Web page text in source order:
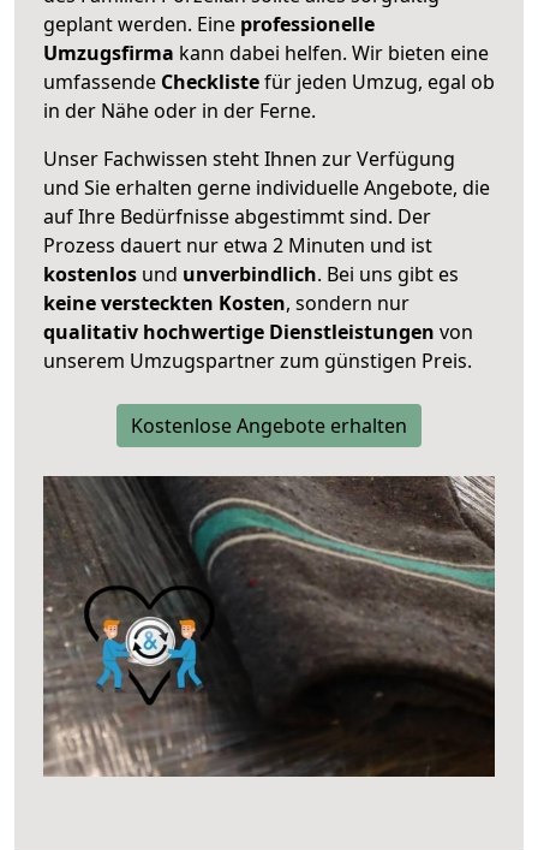
geplant werden. Eine professionelle
Umzugsfirma kann dabei helfen. Wir bieten eine
umfassende Checklistefür jeden Umzug, egal ob
in der Nähe oder in der Ferne.
Unser Fachwissen steht Ihnen zur Verfügung
und Sie erhalten gerne individuelle Angebote, die
auf Ihre Bedürfnisse abgestimmt sind. Der
Prozess dauert nur etwa 2 Minuten und ist
kostenlos und unverbindlich. Bei uns gibt es
keine versteckten Kosten, sondern nur
qualitativ hochwertige Dienstleistungen von
unserem Umzugspartner zum günstigen Preis.
Kostenlose Angebote erhalten